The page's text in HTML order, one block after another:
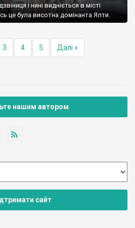
і нині видніється в місті
це була висотна домінанта Ялти.
3 4 5 Далі »
нашим автором
сайт